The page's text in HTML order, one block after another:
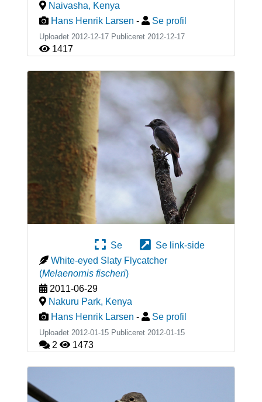
Naivasha, Kenya
Hans Henrik Larsen - Se profil
Uploadet 2012-12-17 Publiceret 2012-12-17
1417
Se
Se link-side
White-eyed Slaty Flycatcher
(Melaenornis fischeri)
2011-06-29
Nakuru Park, Kenya
Hans Henrik Larsen - Se profil
Uploadet 2012-01-15 Publiceret 2012-01-15
2 1473